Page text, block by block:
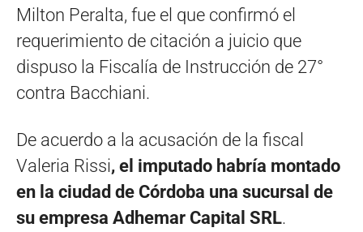
Milton Peralta, fue el que confirmó el
requerimiento de citación a juicio que
dispuso la Fiscalía de Instrucción de 27°
contra Bacchiani.
De acuerdo a la acusación de la fiscal
Valeria Rissi, el imputado habría montado
en la ciudad de Córdoba una sucursal de
su empresa Adhemar Capital SRL.